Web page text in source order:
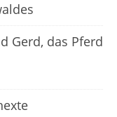
Gerd, das Pferd